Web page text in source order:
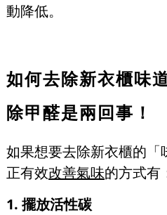
動降低。
如何去除新衣櫃味
除甲醛是兩回事！
如果想要去除新衣櫃的
正有效改善氣味的方式有
1. 擺放活性碳